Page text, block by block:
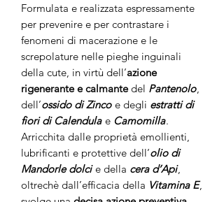
Formulata e realizzata espressamente
per prevenire e per contrastare i
fenomeni di macerazione e le
screpolature nelle pieghe inguinali
della cute, in virtù dell’azione
rigenerante e calmantedel Pantenolo
dell’ossido di Zinco e degli estratti di
fiori di Calendula e Camomilla.
Arricchita dalle proprietà emollienti,
lubrificanti e protettive dell’olio di
Mandorle dolcie della cera d’Api,
oltrechè dall’efficacia della Vitamina E,